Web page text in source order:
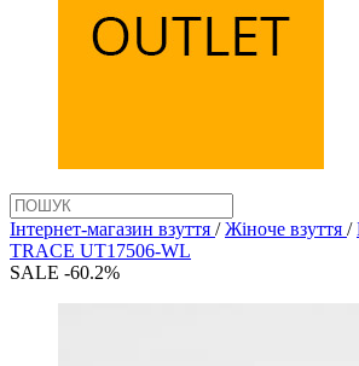
Інтернет-магазин взуття / Жіноче взуття /
TRACE UT17506-WL
SALE -60.2%